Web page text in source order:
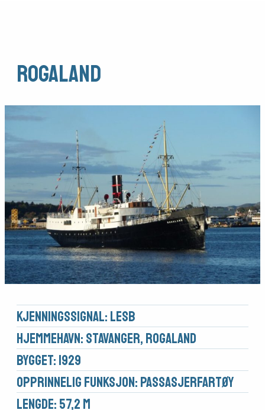
Rogaland
Kjennings­signal: LESB
Hjemmehavn: Stavanger, Rogaland
Bygget: 1929
Opprinnelig funksjon: Passasjerfartøy
Lengde: 57,2 m